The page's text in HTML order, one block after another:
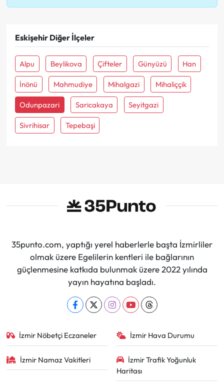
Eskişehir Diğer İlçeler
Alpu Beylikova Çifteler Günyüzü Han
İnönü Mahmudiye Mihalgazi Mihaliççik
Odunpazari Saricakaya Seyitgazi
Sivrihisar Tepebaşi
35punto.com, yaptığı yerel haberlerle başta İzmirliler
olmak üzere Egelilerin kentleri ile bağlarının
güçlenmesine katkıda bulunmak üzere 2022 yılında
yayın hayatına başladı.
İzmir Nöbetçi Eczaneler İzmir Hava Durumu
İzmir Namaz Vakitleri
İzmir Trafik Yoğunluk
Haritası